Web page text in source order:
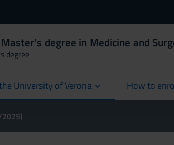
degree in Medicine and
degree
University of Verona How to